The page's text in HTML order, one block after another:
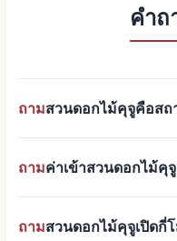
คำถ
ถามสวนดอกไม้คุจูคือส
ถามค่าเข้าสวนดอกไม้คุจู
ถามสวนดอกไม้คุจูเปิดกี่